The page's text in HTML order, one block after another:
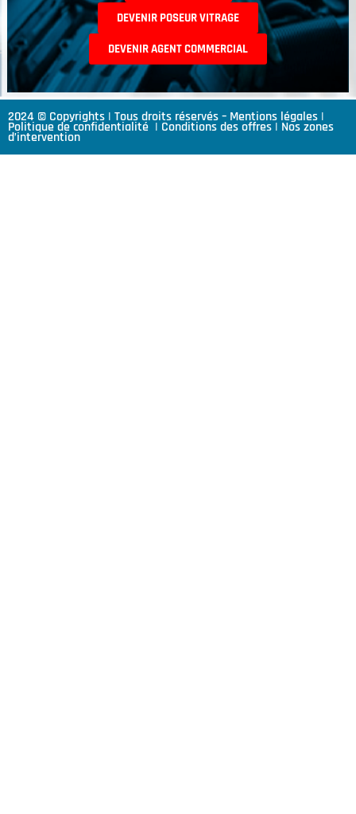
DEVENIR POSEUR VITRAGE
DEVENIR AGENT COMMERCIAL
2024 © Copyrights | Tous droits réservés – Mentions légales |
Politique de confidentialité | Conditions des offres | Nos zones
d’intervention